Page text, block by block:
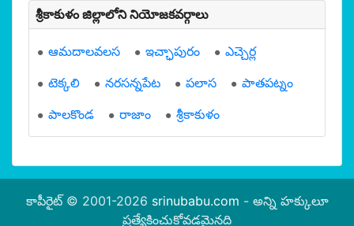
శ్రీకాకుళం జిల్లాలోని నియోజకవర్గాలు
ఆమదాలవలస ఇచ్ఛాపురం
ఎచ్చెర్ల
టెక్కలి
నరసన్నపేట పలాస
పాతపట్నం
పాలకొండ
రాజాం శ్రీకాకుళం
కాపీరైట్ © 2001-2026 srinubabu.com - అన్ని హక్కులూ
ప్రత్యేకించుకోవడమైనది